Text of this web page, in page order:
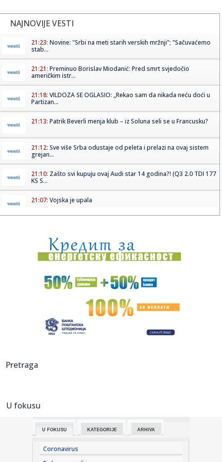
NAJNOVIJE VESTI
21:23: Novine: "Srbi na meti starih verskih mržnji"; "Sačuvaćemo
stab...
21:21: Preminuo Borislav Miodanić: Pred smrt svjedočio
američkim istr...
21:18: VILDOZA SE OGLASIO: „Rekao sam da nikada neću doći u
Partizan...
21:13: Patrik Beverli menja klub – iz Soluna seli se u Francusku?
21:12: Sve više Srba odustaje od peleta i prelazi na ovaj sistem
grejan...
21:10: Zašto svi kupuju ovaj Audi star 14 godina?! (Q3 2.0 TDI 177
KS S...
21:07: Vojska je upala
21:00:Orlići izgubili na samom kraju: Novi poraz kadeta, ovaj je
bio p...
20:57:Prvi korak ka "islamskom NATO-u"? Da li je odbrambeni
sporazum Tu...
Murinjo izmešao karte – Real slavio u Budimpešti
20:55:Kejt Bekinsejl je ovu ulogu prihvatila kao "lični
20:53:
20:49: Operativni tim: Šest aktivnih požara u Srbiji
Pretraga
U fokusu
U FOKUSU KATEGORIJE ARHIVA
Coronavirus